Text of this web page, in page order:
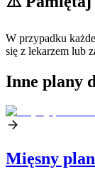
W przypadku
się z lekarzem lub
Inne plany
Mięsny